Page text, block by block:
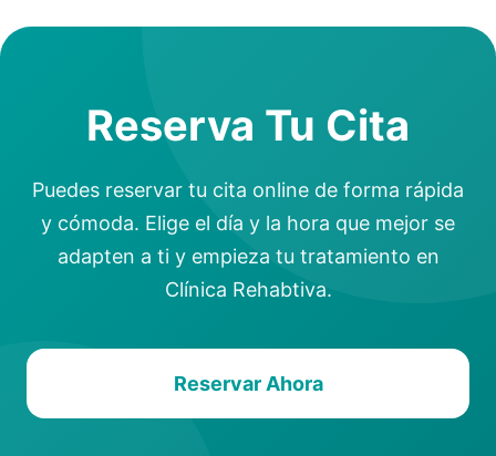
Reserva Tu Cita
Puedes reservar tu cita online de forma rápida
y cómoda. Elige el día y la hora que mejor se
adapten a ti y empieza tu tratamiento en
Clínica Rehabtiva.
Reservar Ahora